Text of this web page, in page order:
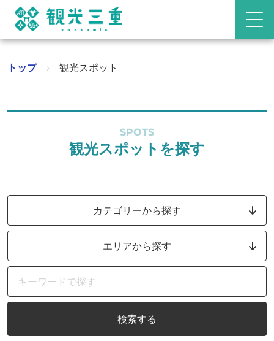
トップ › 観光スポット
SPOTS
観光スポットを探す
カテゴリーから探す
エリアから探す
検索する